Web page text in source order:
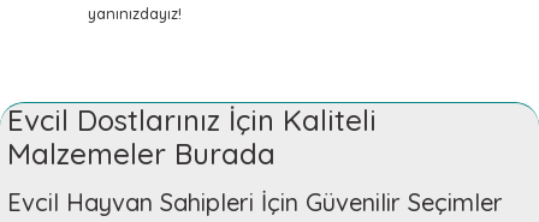
yanınızdayız!
Evcil Dostlarınız İçin Kaliteli
Malzemeler Burada
Evcil Hayvan Sahipleri İçin Güvenilir Seçimler